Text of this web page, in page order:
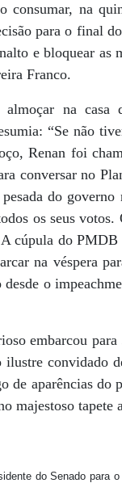
consumar, na
para o final
e bloquear as
Franco.
na casa
“Se não
Renan foi
conversar no
do
os seus
cúpula do
na véspera
o
embarcou
convidado
de aparências do
majestoso tapete
do Senado para